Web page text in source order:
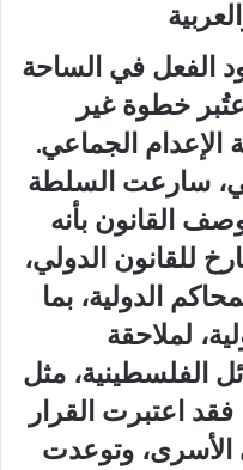
الفعل في الساحة
خطوة غير
الجماعي.
سارعت السلطة
القانون بأنه
للقانون الدولي،
الدولية، بما
لملاحقة
الفلسطينية، مثل
اعتبرت القرار
الأسرى، وتوعدت